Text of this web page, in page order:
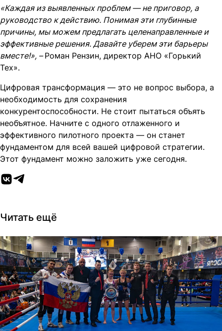
«Каждая из выявленных проблем — не приговор, а
руководство к действию. Понимая эти глубинные
причины, мы можем предлагать целенаправленные и
эффективные решения. Давайте уберем эти барьеры
вместе!», –Роман Рензин, директор АНО «Горький
Тех».
Цифровая трансформация — это не вопрос выбора, а
необходимость для сохранения
конкурентоспособности. Не стоит пытаться объять
необъятное. Начните с одного отлаженного и
эффективного пилотного проекта — он станет
фундаментом для всей вашей цифровой стратегии.
Этот фундамент можно заложить уже сегодня.
Читать ещё